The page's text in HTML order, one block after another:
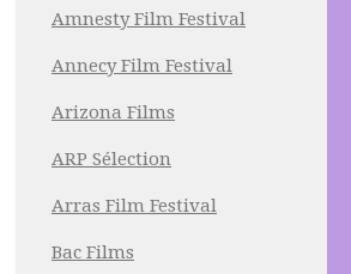
Amnesty Film Festival
Annecy Film Festival
Arizona Films
ARP Sélection
Arras Film Festival
Bac Films